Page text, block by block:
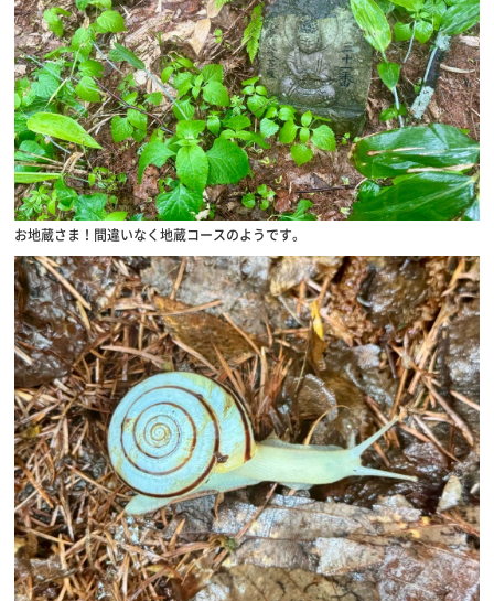
お地蔵さま！間違いなく地蔵コースのようです。